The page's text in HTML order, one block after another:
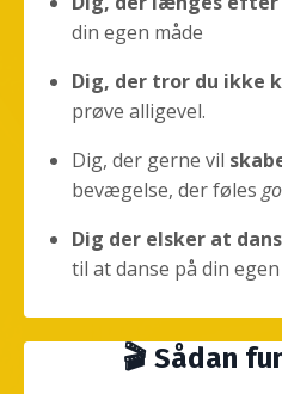
din egen måde
Dig, der tror du ikke
prøve alligevel.
Dig, der gerne vil
bevægelse, der føles
Dig der elsker at
til at danse på din
🎬 Sådan